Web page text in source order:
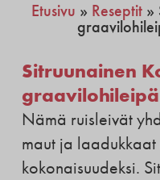
Etusivu » Reseptit »
Sitruunainen
Nämä ruisleivät
maut ja
kokonaisuudeksi.